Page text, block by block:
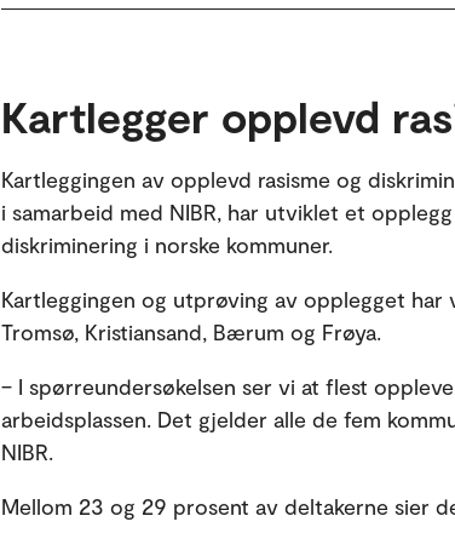
Kartlegger opplevd
Kartleggingen av opplevd rasisme og
i samarbeid med NIBR, har utviklet et
diskriminering i norske kommuner.
Kartleggingen og utprøving av opplegget
Tromsø, Kristiansand, Bærum og Frøya.
– I spørreundersøkelsen ser vi at flest
arbeidsplassen. Det gjelder alle de fem
NIBR.
Mellom 23 og 29 prosent av deltakerne sier